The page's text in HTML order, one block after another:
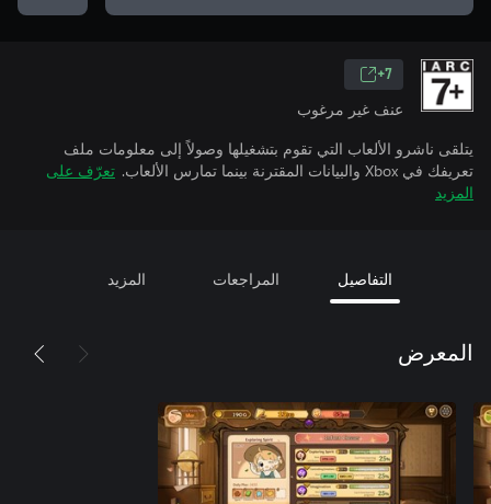
7+
عنف غير مرغوب
يتلقى ناشرو الألعاب التي تقوم بتشغيلها وصولاً إلى معلومات ملف
تعريفك في Xbox والبيانات المقترنة بينما تمارس الألعاب.
تعرّف على
المزيد
التفاصيل المراجعات المزيد
المعرض